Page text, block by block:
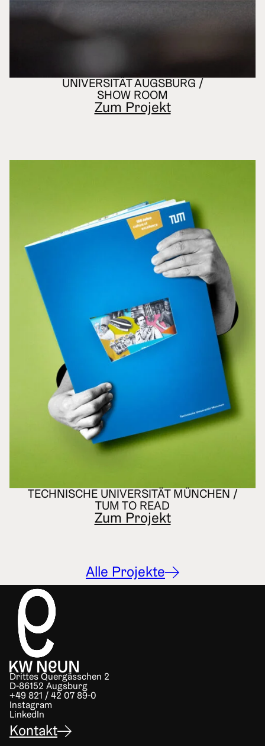
UNIVERSITÄT AUGSBURG /
SHOW ROOM
Zum Projekt
TECHNISCHE UNIVERSITÄT MÜNCHEN /
TUM TO READ
Zum Projekt
Alle Projekte
Drittes Quergässchen 2
D-86152 Augsburg
+49 821 / 42 07 89-0
Instagram
LinkedIn
Kontakt